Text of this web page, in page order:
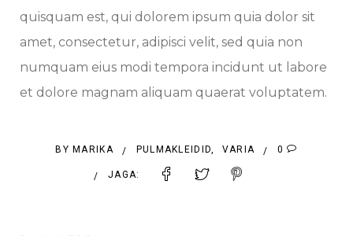
quisquam est, qui dolorem ipsum quia dolor sit
amet, consectetur, adipisci velit, sed quia non
numquam eius modi tempora incidunt ut labore
et dolore magnam aliquam quaerat voluptatem.
BYMARIKA / PULMAKLEIDID VARIA / 0
/ JAGA: